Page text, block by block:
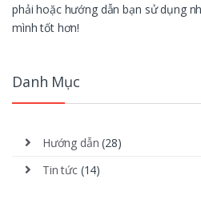
phải hoặc hướng dẫn bạn sử dụng
mình tốt hơn!
Danh Mục
Hướng dẫn (28)
Tin tức(14)